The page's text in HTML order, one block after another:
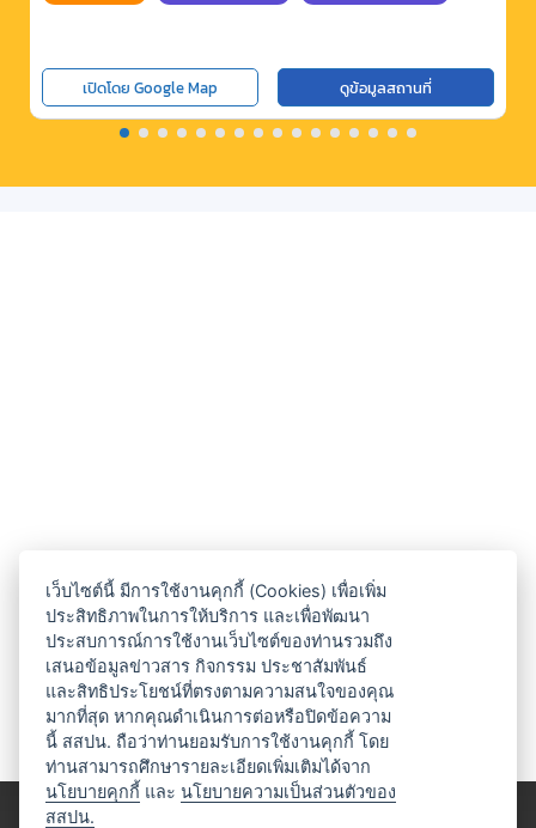
เปิดโดย Google Map ดูข้อมูลสถานที่
เว็บไซต์นี้ มีการใช้งานคุกกี้ (Cookies) เพื่อเพิ่ม
ประสิทธิภาพในการให้บริการ และเพื่อพัฒนา
ประสบการณ์การใช้งานเว็บไซต์ของท่านรวมถึง
เสนอข้อมูลข่าวสาร กิจกรรม ประชาสัมพันธ์
และสิทธิประโยชน์ที่ตรงตามความสนใจของคุณ
มากที่สุด หากคุณดำเนินการต่อหรือปิดข้อความ
นี้ สสปน. ถือว่าท่านยอมรับการใช้งานคุกกี้ โดย
ท่านสามารถศึกษารายละเอียดเพิ่มเติมได้จาก
นโยบายคุกกี้ และนโยบายความเป็นส่วนตัวของ
สสปน.